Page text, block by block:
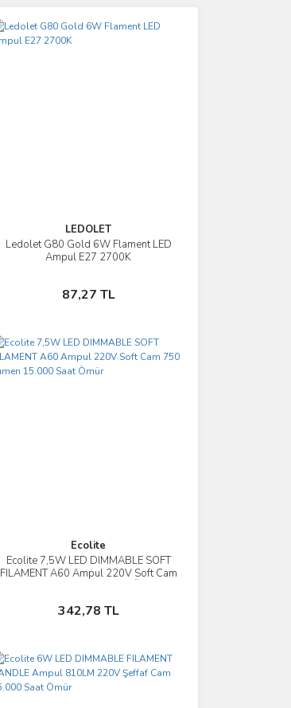
LEDOLET
Ledolet G80 Gold 6W Flament LED
Ampul E27 2700K
87,27 TL
İncele
Sepete Ekle
Ecolite
Ecolite 7,5W LED DIMMABLE SOFT
FILAMENT A60 Ampul 220V Soft Cam
342,78 TL
İncele
Sepete Ekle